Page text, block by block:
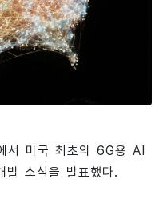
서 미국 최초의 6G용 AI
발 소식을 발표했다.